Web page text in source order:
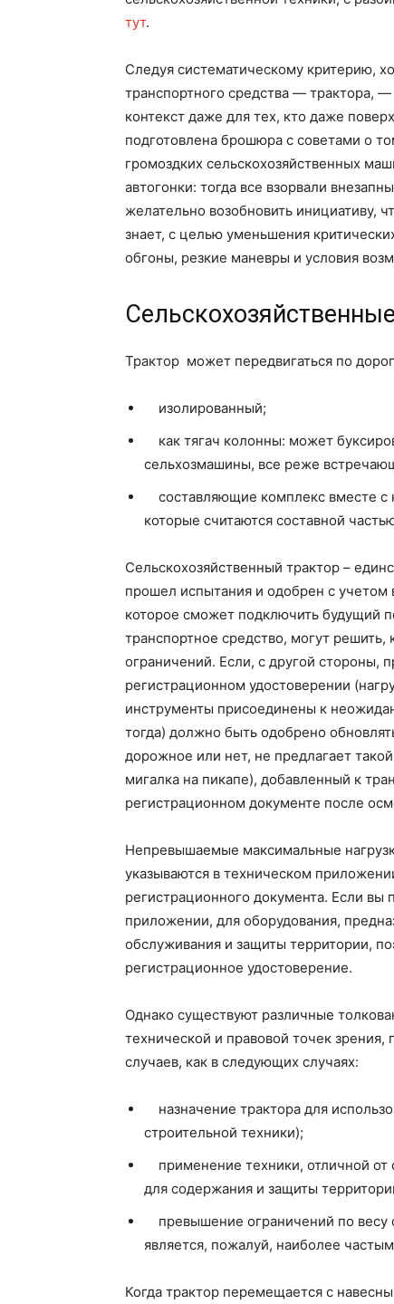
тут.
Следуя систематическому критерию,
транспортного средства — трактора,
контекст даже для тех, кто даже
подготовлена ​​брошюра с советами о
громоздких сельскохозяйственных
автогонки: тогда все взорвали
желательно возобновить инициативу,
знает, с целью уменьшения
обгоны, резкие маневры и условия
Трактор может передвигаться по
изолированный;
как тягач колонны: может
сельхозмашины, все реже
составляющие комплекс вместе с
которые считаются составной
Сельскохозяйственный трактор –
прошел испытания и одобрен с учетом
которое сможет подключить будущий
транспортное средство, могут
ограничений. Если, с другой стороны,
регистрационном удостоверении
инструменты присоединены к
тогда) должно быть одобрено
дорожное или нет, не предлагает
мигалка на пикапе), добавленный к
регистрационном документе после
Непревышаемые максимальные
указываются в техническом
регистрационного документа. Если вы
приложении, для оборудования,
обслуживания и защиты территории,
регистрационное удостоверение.
Однако существуют различные
технической и правовой точек
случаев, как в следующих случаях:
назначение трактора для
строительной техники);
применение техники, отличной от
для содержания и защиты
превышение ограничений по весу
является, пожалуй, наиболее
Когда трактор перемещается с